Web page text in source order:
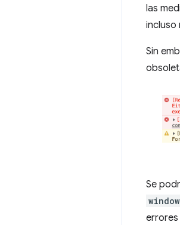
las
incluso
Sin
Se
errores